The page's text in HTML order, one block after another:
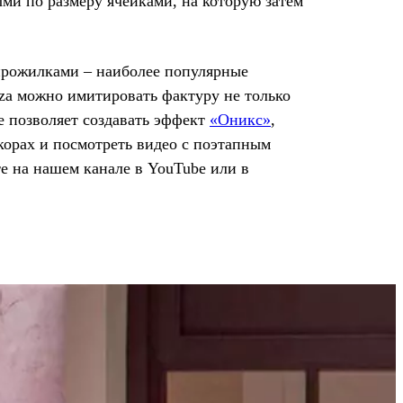
– наиболее популярные
можно имитировать фактуру не только
создавать эффект «Оникс»,
и посмотреть видео с поэтапным
на нашем канале в YouTube или в